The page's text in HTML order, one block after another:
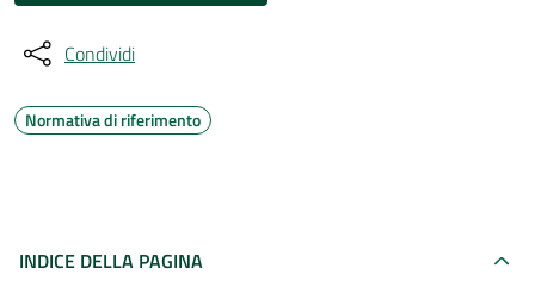
Condividi
Normativa di riferimento
INDICE DELLA PAGINA